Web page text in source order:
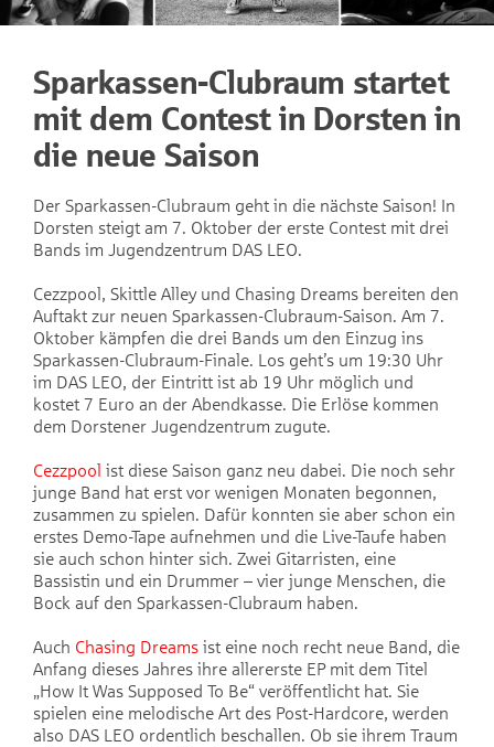
Sparkassen-Clubraum startet
mit dem Contest in Dorsten in
die neue Saison
Der Sparkassen-Clubraum geht in die nächste Saison! In
Dorsten steigt am 7. Oktober der erste Contest mit drei
Bands im Jugendzentrum DAS LEO.
Cezzpool, Skittle Alley und Chasing Dreams bereiten den
Auftakt zur neuen Sparkassen-Clubraum-Saison. Am 7.
Oktober kämpfen die drei Bands um den Einzug ins
Sparkassen-Clubraum-Finale. Los geht’s um 19:30 Uhr
im DAS LEO, der Eintritt ist ab 19 Uhr möglich und
kostet 7 Euro an der Abendkasse. Die Erlöse kommen
dem Dorstener Jugendzentrum zugute.
Cezzpool ist diese Saison ganz neu dabei. Die noch sehr
junge Band hat erst vor wenigen Monaten begonnen,
zusammen zu spielen. Dafür konnten sie aber schon ein
erstes Demo-Tape aufnehmen und die Live-Taufe haben
sie auch schon hinter sich. Zwei Gitarristen, eine
Bassistin und ein Drummer – vier junge Menschen, die
Bock auf den Sparkassen-Clubraum haben.
Auch Chasing Dreams ist eine noch recht neue Band, die
Anfang dieses Jahres ihre allererste EP mit dem Titel
„How It Was Supposed To Be“ veröffentlicht hat. Sie
spielen eine melodische Art des Post-Hardcore, werden
also DAS LEO ordentlich beschallen. Ob sie ihrem Traum